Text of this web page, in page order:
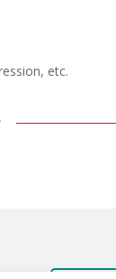
etc.